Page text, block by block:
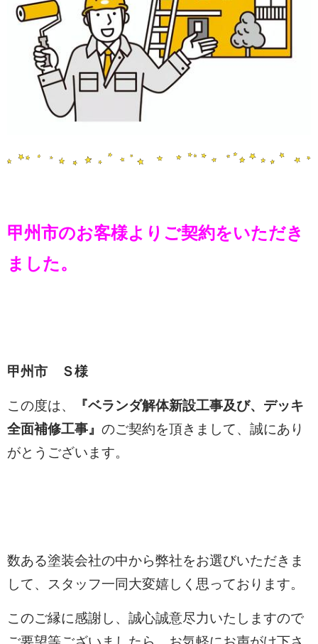
甲州市のお客様よりご契約をいただき
ました。
甲州市 Ｓ様
この度は、
『ベランダ解体新設工事及び、デッキ
全面補修工事 』 のご契約を頂きまして、 誠にあり
がとうございます。
数ある塗装会社の中から弊社をお選びいただきま
して、スタッフ一同大変嬉しく思っております。
このご縁に感謝し、誠心誠意尽力いたしますので